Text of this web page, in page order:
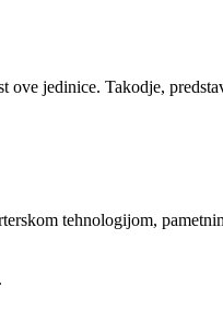
jedinice. Takodje,
tehnologijom,